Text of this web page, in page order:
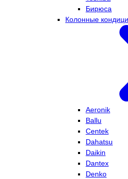
Бирюса
Колонные
Aeronik
Ballu
Centek
Dahatsu
Daikin
Dantex
Denko